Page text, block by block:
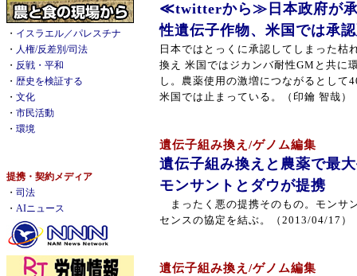
・ イスラエル／パレスチナ
・ 人権/反差別/司法
・ 反戦・平和
・ 歴史を検証する
・ 文化
・ 市民活動
・ 環境
提携・契約メディア
・ 司法
・ AIニュース
≪twitterから≫日本政府が承
性遺伝子作物、米国では承
日本ではとっくに承認してしまった枯
換え 米国ではジカンバ耐性GMと共に
し。農薬使用の激増につながるとして
米国では止まっている。（印鑰 智哉
遺伝子組み換え/ゲノム編集
遺伝子組み換えと農薬で最
モンサントとダウが提携
まったく悪の提携そのもの。モンサ
センスの協定を結ぶ。（2013/04/17）
遺伝子組み換え/ゲノム編集